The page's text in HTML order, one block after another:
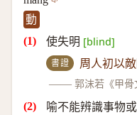
動
使失明 [blind]
書證
周人初以
—— 郭沫若《甲骨
喻不能辨識事物